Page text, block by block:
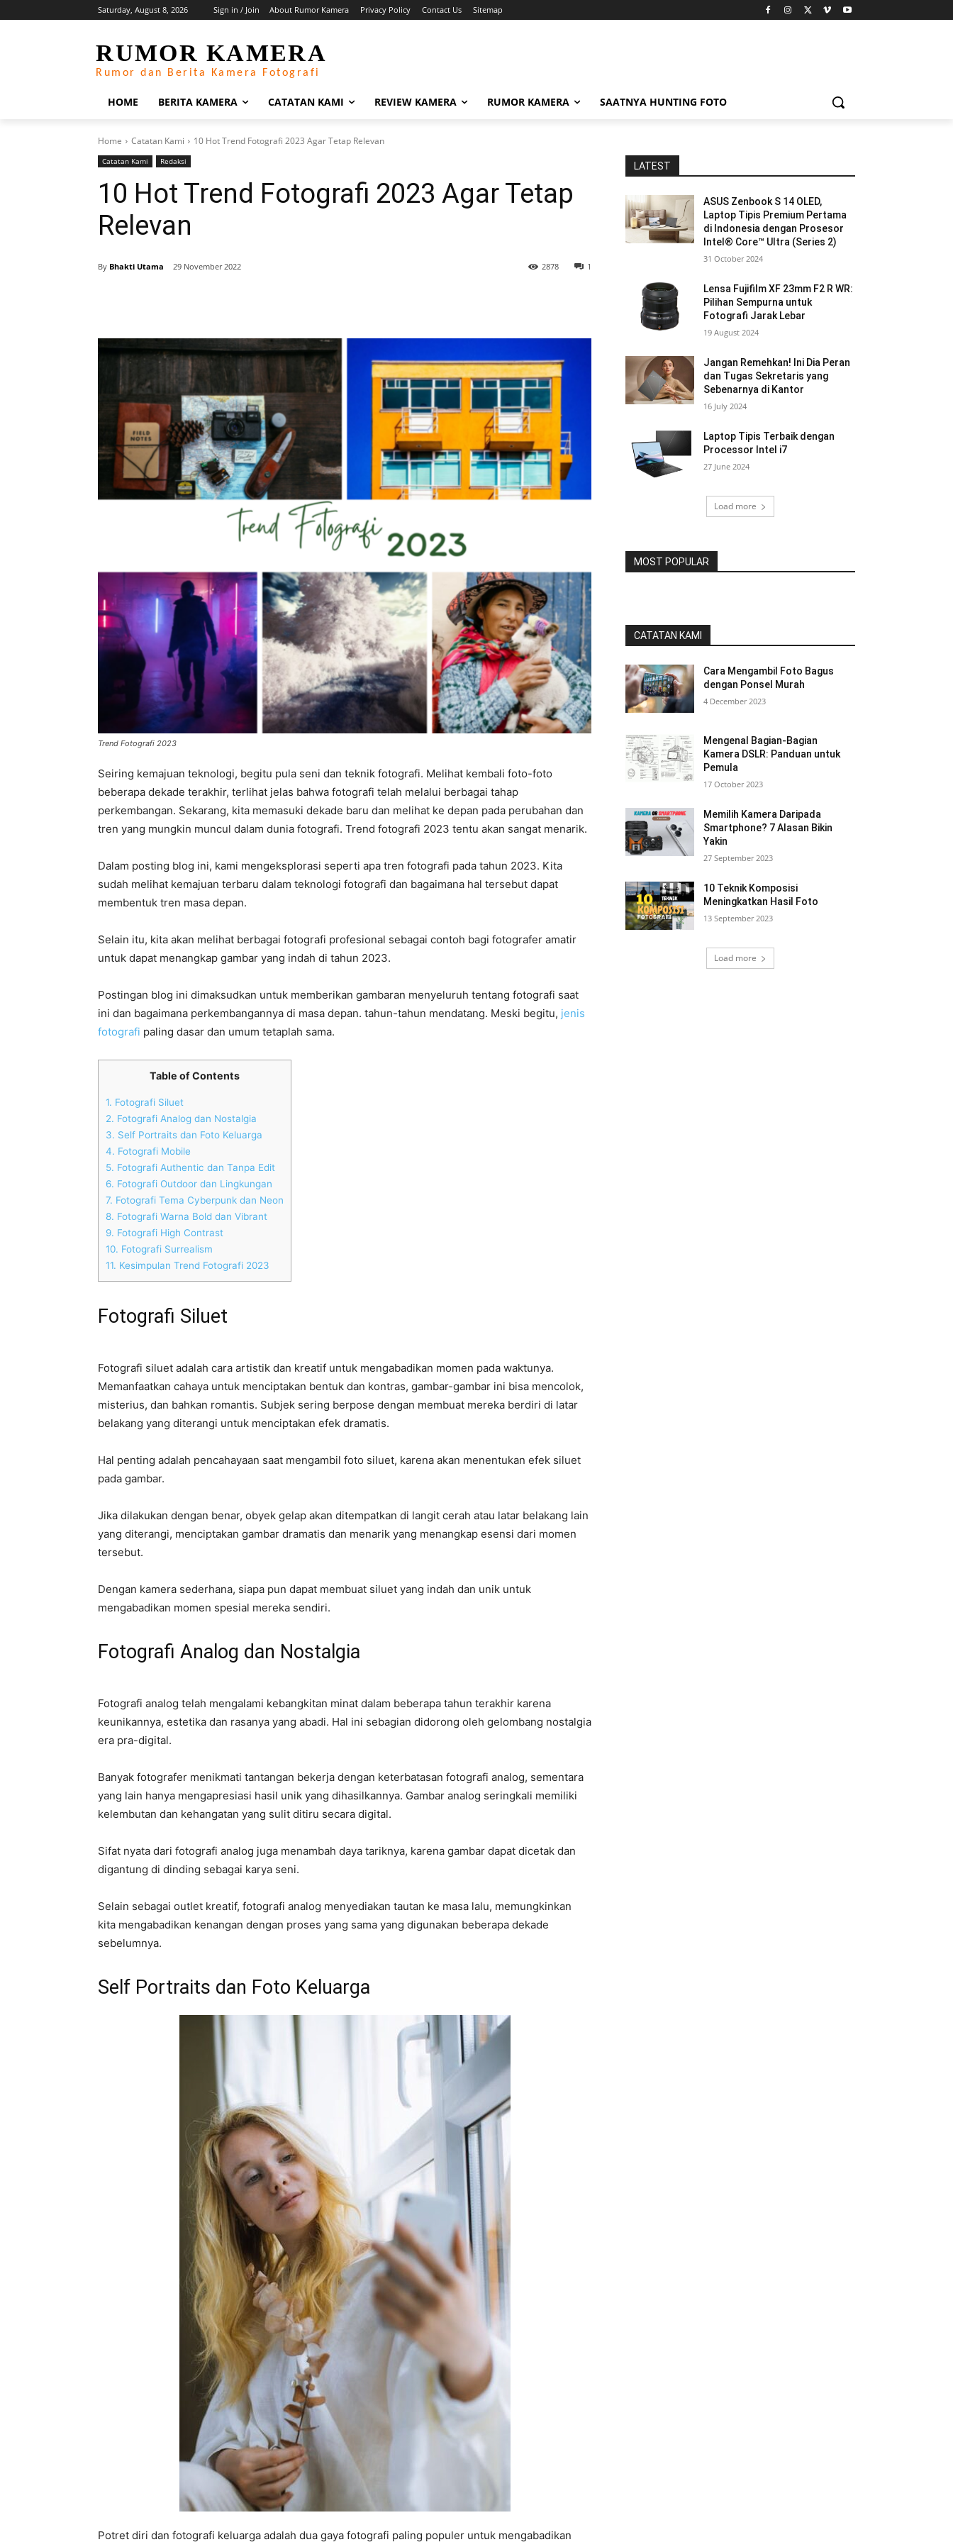
Saturday, August 8, 2026 Sign in / Join About Rumor Kamera Privacy Policy Contact Us Sitemap
RUMOR KAMERA
Rumor dan Berita Kamera Fotografi
HOME BERITA KAMERA CATATAN KAMI REVIEW KAMERA RUMOR KAMERA SAATNYA HUNTING FOTO
Home Catatan Kami 10 Hot Trend Fotografi 2023 Agar Tetap Relevan
Catatan Kami Redaksi
10 Hot Trend Fotografi 2023 Agar Tetap
Relevan
By Bhakti Utama 29 November 2022 1
2878
Trend Fotografi 2023
Seiring kemajuan teknologi, begitu pula seni dan teknik fotografi. Melihat kembali foto-foto
beberapa dekade terakhir, terlihat jelas bahwa fotografi telah melalui berbagai tahap
perkembangan. Sekarang, kita memasuki dekade baru dan melihat ke depan pada perubahan dan
tren yang mungkin muncul dalam dunia fotografi. Trend fotografi 2023 tentu akan sangat menarik.
Dalam posting blog ini, kami mengeksplorasi seperti apa tren fotografi pada tahun 2023. Kita
sudah melihat kemajuan terbaru dalam teknologi fotografi dan bagaimana hal tersebut dapat
membentuk tren masa depan.
Selain itu, kita akan melihat berbagai fotografi profesional sebagai contoh bagi fotografer amatir
untuk dapat menangkap gambar yang indah di tahun 2023.
Postingan blog ini dimaksudkan untuk memberikan gambaran menyeluruh tentang fotografi saat
ini dan bagaimana perkembangannya di masa depan. tahun-tahun mendatang. Meski begitu, jenis
fotografi paling dasar dan umum tetaplah sama.
Table of Contents
1. Fotografi Siluet
2. Fotografi Analog dan Nostalgia
3. Self Portraits dan Foto Keluarga
4. Fotografi Mobile
5. Fotografi Authentic dan Tanpa Edit
6. Fotografi Outdoor dan Lingkungan
7. Fotografi Tema Cyberpunk dan Neon
8. Fotografi Warna Bold dan Vibrant
9. Fotografi High Contrast
10. Fotografi Surrealism
11. Kesimpulan Trend Fotografi 2023
Fotografi Siluet
Fotografi siluet adalah cara artistik dan kreatif untuk mengabadikan momen pada waktunya.
Memanfaatkan cahaya untuk menciptakan bentuk dan kontras, gambar-gambar ini bisa mencolok,
misterius, dan bahkan romantis. Subjek sering berpose dengan membuat mereka berdiri di latar
belakang yang diterangi untuk menciptakan efek dramatis.
Hal penting adalah pencahayaan saat mengambil foto siluet, karena akan menentukan efek siluet
pada gambar.
Jika dilakukan dengan benar, obyek gelap akan ditempatkan di langit cerah atau latar belakang lain
yang diterangi, menciptakan gambar dramatis dan menarik yang menangkap esensi dari momen
tersebut.
Dengan kamera sederhana, siapa pun dapat membuat siluet yang indah dan unik untuk
mengabadikan momen spesial mereka sendiri.
Fotografi Analog dan Nostalgia
Fotografi analog telah mengalami kebangkitan minat dalam beberapa tahun terakhir karena
keunikannya, estetika dan rasanya yang abadi. Hal ini sebagian didorong oleh gelombang nostalgia
era pra-digital.
Banyak fotografer menikmati tantangan bekerja dengan keterbatasan fotografi analog, sementara
yang lain hanya mengapresiasi hasil unik yang dihasilkannya. Gambar analog seringkali memiliki
kelembutan dan kehangatan yang sulit ditiru secara digital.
Sifat nyata dari fotografi analog juga menambah daya tariknya, karena gambar dapat dicetak dan
digantung di dinding sebagai karya seni.
Selain sebagai outlet kreatif, fotografi analog menyediakan tautan ke masa lalu, memungkinkan
kita mengabadikan kenangan dengan proses yang sama yang digunakan beberapa dekade
sebelumnya.
Self Portraits dan Foto Keluarga
Potret diri dan fotografi keluarga adalah dua gaya fotografi paling populer untuk mengabadikan
LATEST
ASUS Zenbook S 14 OLED,
Laptop Tipis Premium Pertama
di Indonesia dengan Prosesor
Intel® Core™ Ultra (Series 2)
31 October 2024
Lensa Fujifilm XF 23mm F2 R WR:
Pilihan Sempurna untuk
Fotografi Jarak Lebar
19 August 2024
Jangan Remehkan! Ini Dia Peran
dan Tugas Sekretaris yang
Sebenarnya di Kantor
16 July 2024
Laptop Tipis Terbaik dengan
Processor Intel i7
27 June 2024
Load more
MOST POPULAR
CATATAN KAMI
Cara Mengambil Foto Bagus
dengan Ponsel Murah
4 December 2023
Mengenal Bagian-Bagian
Kamera DSLR: Panduan untuk
Pemula
17 October 2023
Memilih Kamera Daripada
Smartphone? 7 Alasan Bikin
Yakin
27 September 2023
10 Teknik Komposisi
Meningkatkan Hasil Foto
13 September 2023
Load more